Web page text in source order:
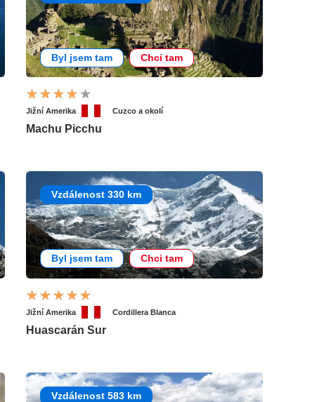
Byl jsem tam Chci tam
Jižní Amerika Cuzco a okolí
Machu Picchu
Vzdálenost 330 km
Byl jsem tam Chci tam
Jižní Amerika Cordillera Blanca
Huascarán Sur
Vzdálenost 583 km